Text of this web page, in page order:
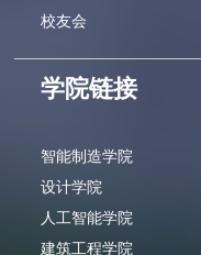
校友会
学院链接
智能制造学院
设计学院
人工智能学院
建筑工程学院